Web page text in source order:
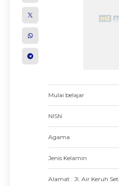
Mulai belajar
NISN
Agama
Jenis Kelamin
Alamat : Jl. Air Keruh